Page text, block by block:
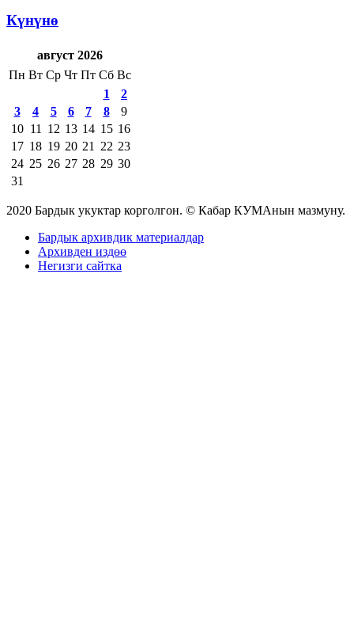
Күнүнө
август 2026
Пн Вт Ср Чт Пт Сб Вс
1
2
3
4 5 6 7 8
9
10 11 12 13 14 15 16
17 18 19 20 21 22 23
24 25 26 27 28 29 30
31
2020 Бардык укуктар корголгон. © Кабар КУМАнын мазмуну.
Бардык архивдик материалдар
Архивден издөө
Негизги сайтка